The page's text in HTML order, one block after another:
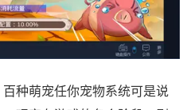
种萌宠任你宠物系统可是说